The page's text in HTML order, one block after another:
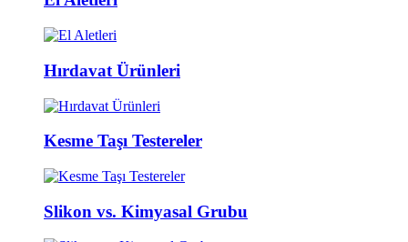
Hırdavat Ürünleri
Kesme Taşı Testereler
Slikon vs. Kimyasal Grubu